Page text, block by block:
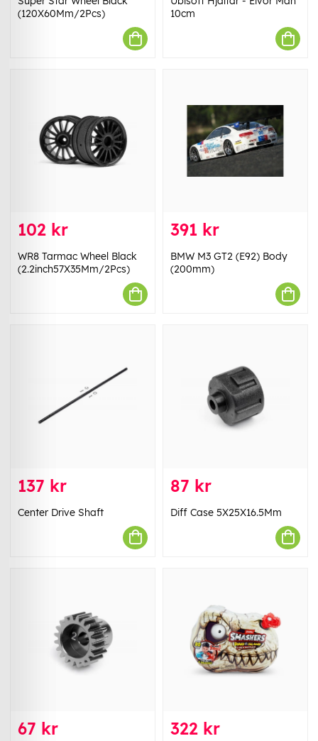
(120X60Mm/2Pcs)
10cm
102 kr
WR8 Tarmac Wheel Black
(2.2inch57X35Mm/2Pcs)
391 kr
BMW M3 GT2 (E92) Body
(200mm)
137 kr
Center Drive Shaft
87 kr
Diff Case 5X25X16.5Mm
67 kr 322 kr